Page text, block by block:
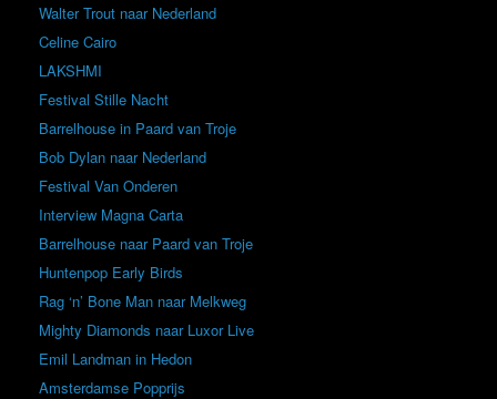
Walter Trout naar Nederland
Celine Cairo
LAKSHMI
Festival Stille Nacht
Barrelhouse in Paard van Troje
Bob Dylan naar Nederland
Festival Van Onderen
Interview Magna Carta
Barrelhouse naar Paard van Troje
Huntenpop Early Birds
Rag ‘n’ Bone Man naar Melkweg
Mighty Diamonds naar Luxor Live
Emil Landman in Hedon
Amsterdamse Popprijs